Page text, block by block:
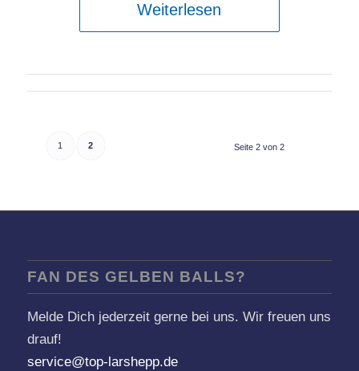
Weiterlesen
Seite 2 von 2
1 2
FAN DES GELBEN BALLS?
Melde Dich jederzeit gerne bei uns. Wir freuen uns
drauf!
service@top-larshepp.de